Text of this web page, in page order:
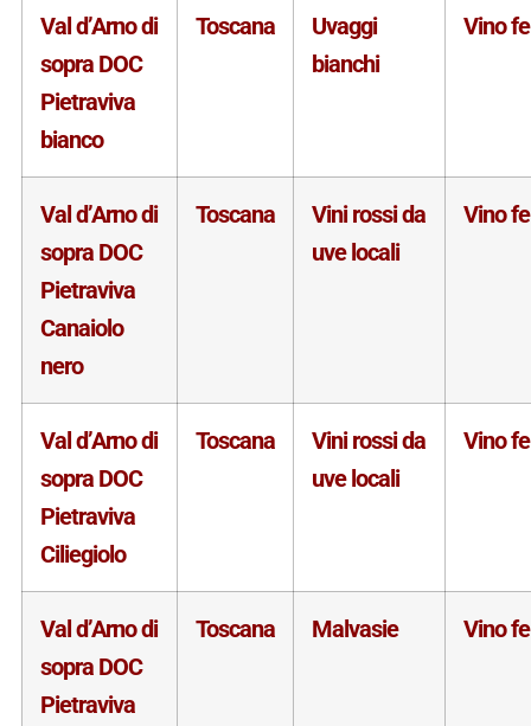
Val d’Arno di
sopra DOC
Pietraviva
bianco
Toscana
Uvaggi
bianchi
Vino
Val d’Arno di
sopra DOC
Pietraviva
Canaiolo
nero
Toscana
Vini rossi da
uve locali
Vino
Val d’Arno di
sopra DOC
Pietraviva
Ciliegiolo
Toscana
Vini rossi da
uve locali
Vino
Val d’Arno di
sopra DOC
Pietraviva
Toscana Malvasie Vino